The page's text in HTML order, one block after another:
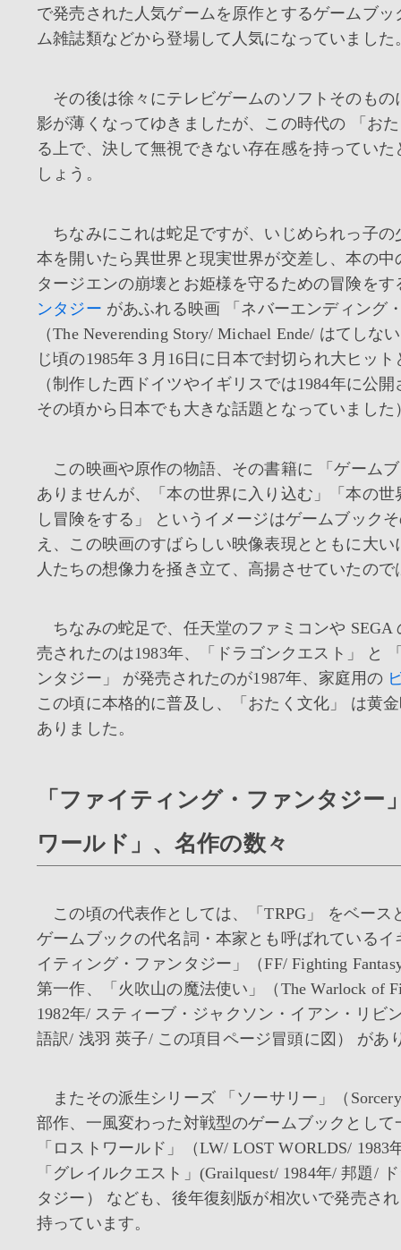
で発売された人気ゲームを原作とするゲームブッ
ム雑誌類などから登場して人気になっていました
その後は徐々にテレビゲームのソフトそのもの
影が薄くなってゆきましたが、この時代の 「お
る上で、決して無視できない存在感を持っていた
しょう。
ちなみにこれは蛇足ですが、いじめられっ子の
本を開いたら異世界と現実世界が交差し、本の中
タージエンの崩壊とお姫様を守るための冒険を
ンタジー があふれる映画 「ネバーエンディング
（The Neverending Story/ Michael Ende/ はてしな
じ頃の1985年３月16日に日本で封切られ大ヒッ
（制作した西ドイツやイギリスでは1984年に公
その頃から日本でも大きな話題となっていました
この映画や原作の物語、その書籍に 「ゲーム
ありませんが、「本の世界に入り込む」「本の世
し冒険をする」 というイメージはゲームブック
え、この映画のすばらしい映像表現とともに大
人たちの想像力を掻き立て、高揚させていたので
ちなみの蛇足で、任天堂のファミコンや SEGA
売されたのは1983年、「ドラゴンクエスト」 と
ンタジー」 が発売されたのが1987年、家庭用の
この頃に本格的に普及し、「おたく文化」 は黄
ありました。
「ファイティング・ファンタジー
ワールド」、名作の数々
この頃の代表作としては、「TRPG」 をベース
ゲームブックの代名詞・本家とも呼ばれているイ
イティング・ファンタジー」（FF/ Fighting
第一作、「火吹山の魔法使い」（The Warlock of
1982年/ スティーブ・ジャクソン・イアン・リビ
語訳/ 浅羽 莢子/ この項目ページ冒頭に図） があ
またその派生シリーズ 「ソーサリー」（
部作、一風変わった対戦型のゲームブックとして
「ロストワールド」（LW/ LOST WORLDS/ 1983
「グレイルクエスト」(Grailquest/ 1984年/ 邦題/
タジー） なども、後年復刻版が相次いで発売さ
持っています。